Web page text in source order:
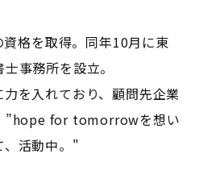
格を取得。同年10月に東
事務所を設立。
を入れており、顧問先企業
”hope for tomorrowを想い
、活動中。"